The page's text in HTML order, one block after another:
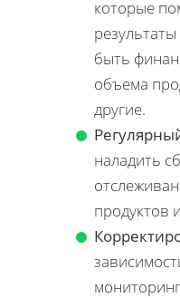
которые
быть
объема
другие.
наладить
продуктов